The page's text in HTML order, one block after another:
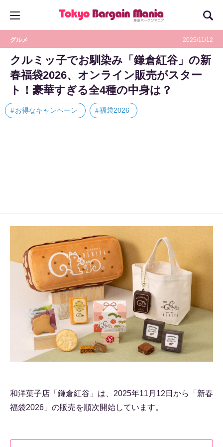
グルメ 2025/11/12
クルミッ子でお馴染み「鎌倉紅谷」の新
春福袋2026、オンライン販売がスター
ト！豪華すぎる全4種の中身は？
お得なキャンペーン 福袋2026
和洋菓子店「鎌倉紅谷」は、2025年11月12日から「新春
福袋2026」の販売を順次開始しています。